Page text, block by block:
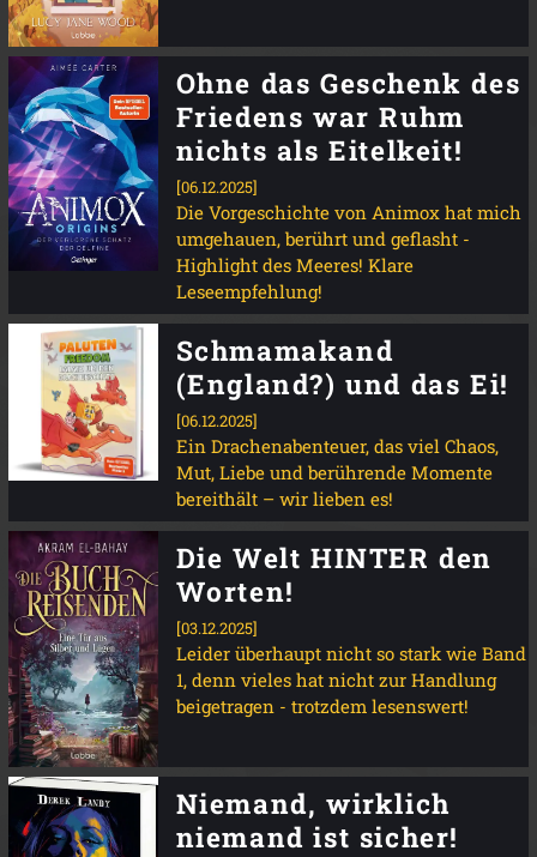
Ohne das Geschenk des
Friedens war Ruhm
nichts als Eitelkeit!
[06.12.2025]
Die Vorgeschichte von Animox hat mich
umgehauen, berührt und geflasht -
Highlight des Meeres! Klare
Leseempfehlung!
Schmamakand
(England?) und das Ei!
[06.12.2025]
Ein Drachenabenteuer, das viel Chaos,
Mut, Liebe und berührende Momente
bereithält – wir lieben es!
Die Welt HINTER den
Worten!
[03.12.2025]
Leider überhaupt nicht so stark wie Band
1, denn vieles hat nicht zur Handlung
beigetragen - trotzdem lesenswert!
Niemand, wirklich
niemand ist sicher!